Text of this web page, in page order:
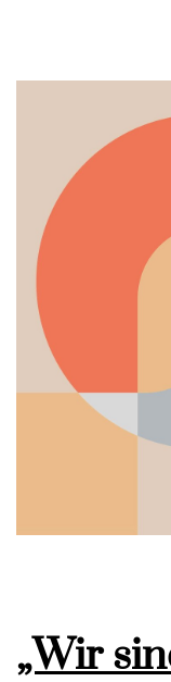
„Wir